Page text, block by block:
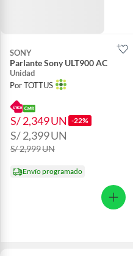
SONY
Parlante Sony ULT900 AC
Unidad
Por TOTTUS
S/ 2,349UN -22%
S/ 2,399UN
S/ 2,999UN
Envío programado